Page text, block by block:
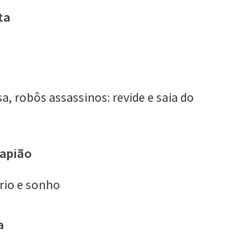
robôs assassinos: revide e saia do
e sonho